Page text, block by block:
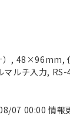
）, 48×96mm,
マルチ入力,
07 00:00 情報